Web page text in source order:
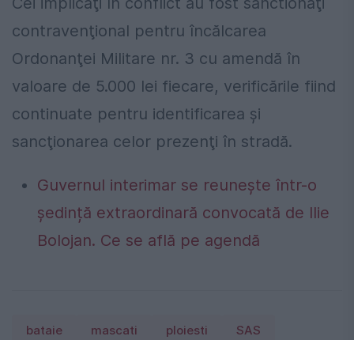
contravenţional pentru încălcarea
Ordonanţei Militare nr. 3 cu amendă în
valoare de 5.000 lei fiecare, verificările fiind
continuate pentru identificarea şi
sancţionarea celor prezenţi în stradă.
Guvernul interimar se reunește într-o
ședință extraordinară convocată de Ilie
Bolojan. Ce se află pe agendă
bataie mascati ploiesti SAS